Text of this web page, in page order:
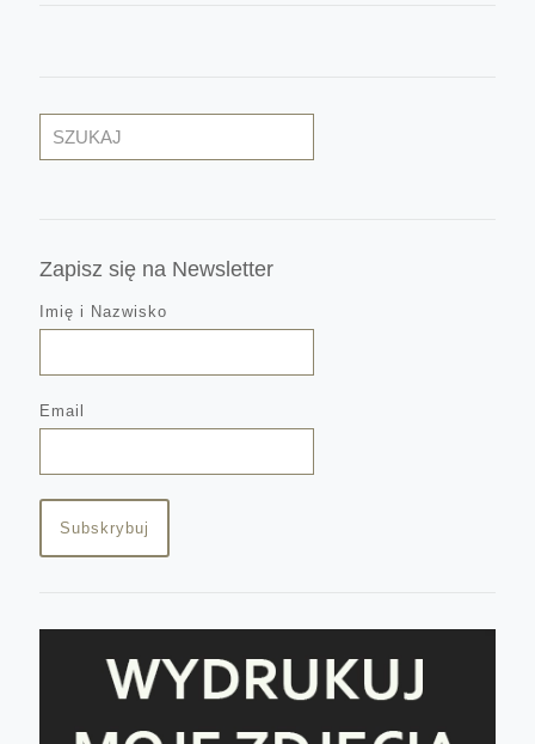
Szukaj
Zapisz się na Newsletter
Imię i Nazwisko
Email